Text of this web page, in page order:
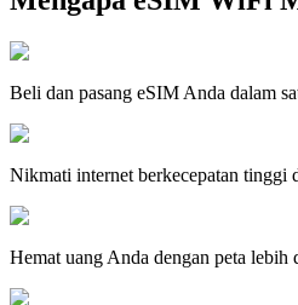
Beli dan pasang eSIM Anda dalam
Nikmati internet berkecepatan tinggi
Hemat uang Anda dengan peta